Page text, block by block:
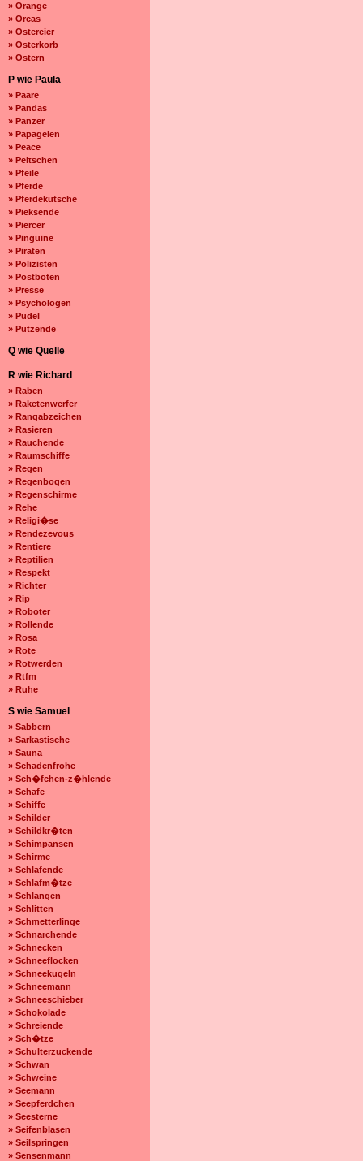
» Orange
» Orcas
» Ostereier
» Osterkorb
» Ostern
P wie Paula
» Paare
» Pandas
» Panzer
» Papageien
» Peace
» Peitschen
» Pfeile
» Pferde
» Pferdekutsche
» Pieksende
» Piercer
» Pinguine
» Piraten
» Polizisten
» Postboten
» Presse
» Psychologen
» Pudel
» Putzende
Q wie Quelle
R wie Richard
» Raben
» Raketenwerfer
» Rangabzeichen
» Rasieren
» Rauchende
» Raumschiffe
» Regen
» Regenbogen
» Regenschirme
» Rehe
» Religi�se
» Rendezevous
» Rentiere
» Reptilien
» Respekt
» Richter
» Rip
» Roboter
» Rollende
» Rosa
» Rote
» Rotwerden
» Rtfm
» Ruhe
S wie Samuel
» Sabbern
» Sarkastische
» Sauna
» Schadenfrohe
» Sch�fchen-z�hlende
» Schafe
» Schiffe
» Schilder
» Schildkr�ten
» Schimpansen
» Schirme
» Schlafende
» Schlafm�tze
» Schlangen
» Schlitten
» Schmetterlinge
» Schnarchende
» Schnecken
» Schneeflocken
» Schneekugeln
» Schneemann
» Schneeschieber
» Schokolade
» Schreiende
» Sch�tze
» Schulterzuckende
» Schwan
» Schweine
» Seemann
» Seepferdchen
» Seesterne
» Seifenblasen
» Seilspringen
» Sensenmann